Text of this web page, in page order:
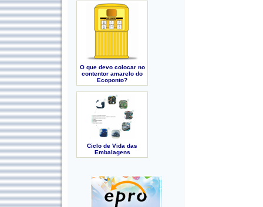
O que devo colocar no
contentor amarelo do
Ecoponto?
Ciclo de Vida das
Embalagens